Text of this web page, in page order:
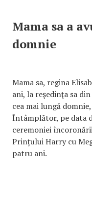
Mama sa a
domnie
Mama sa, regina
ani, la reşedinţa sa
cea mai lungă
Întâmplător, pe data
ceremoniei
Prințului Harry cu
patru ani.